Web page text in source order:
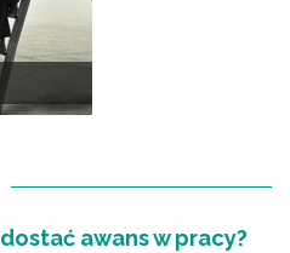
awans w pracy?